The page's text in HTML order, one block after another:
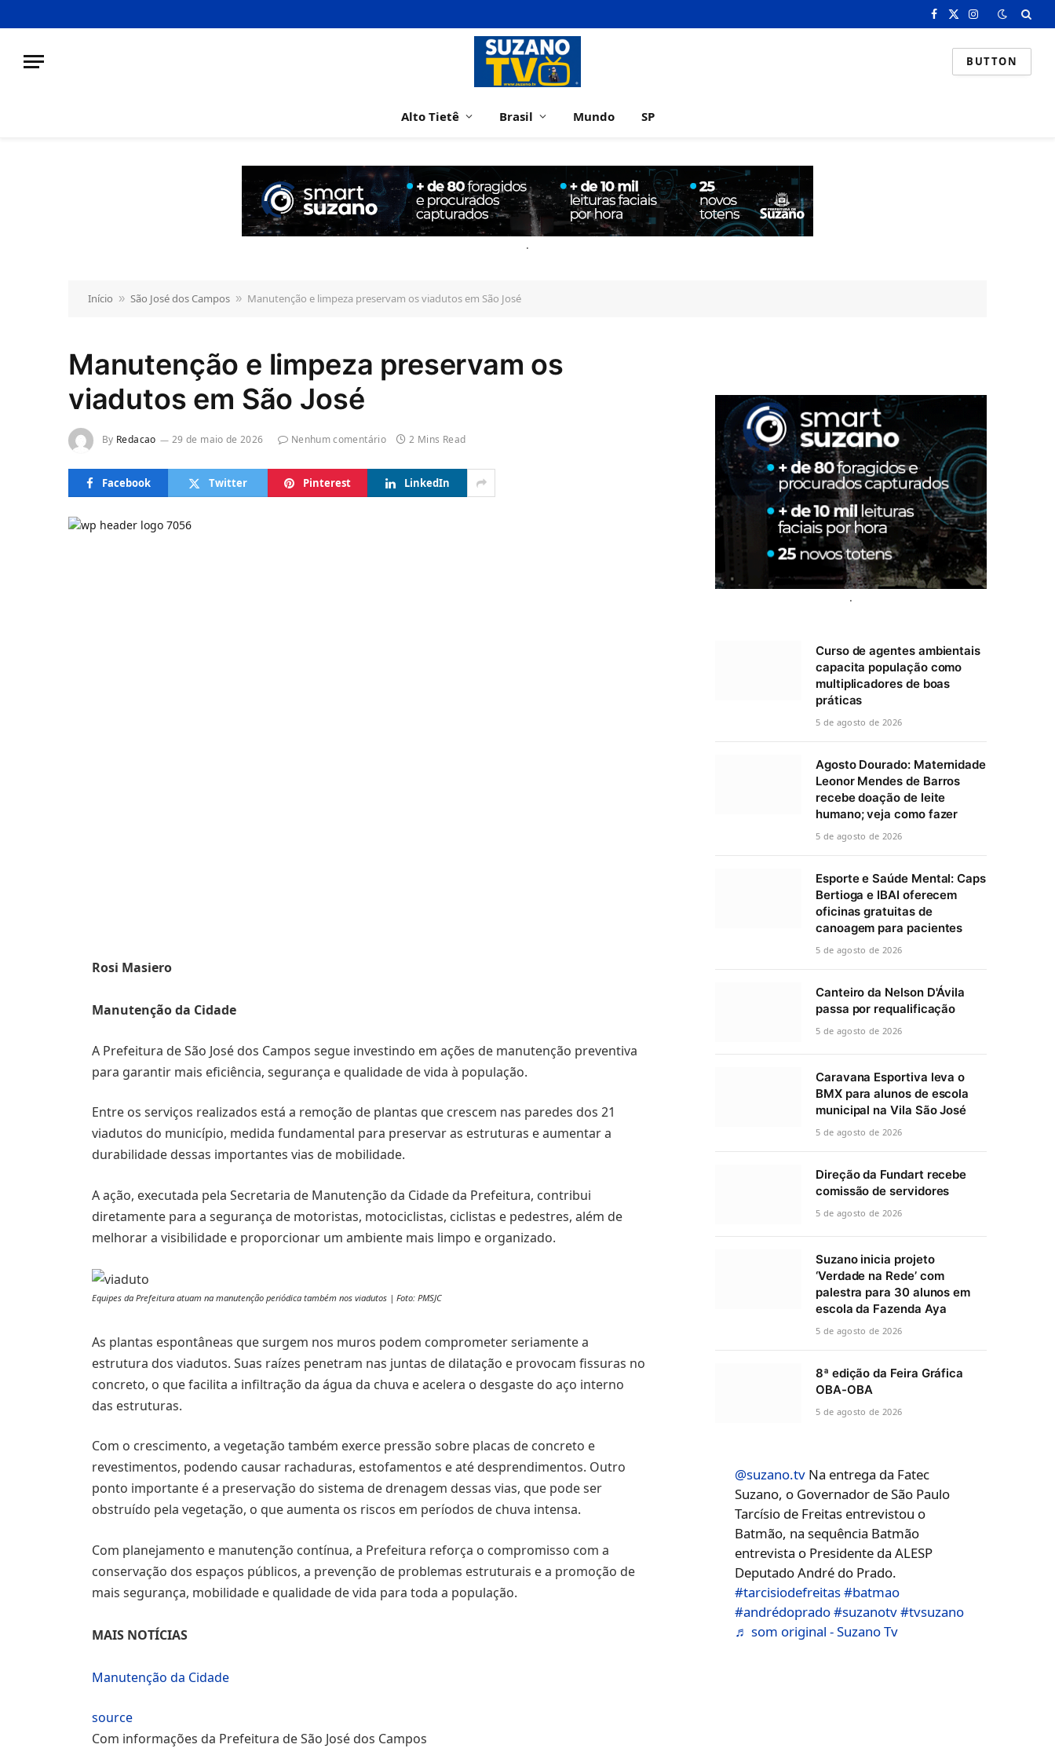
Facebook
X
Instagram
BUTTON
Alto Tietê Brasil Mundo SP
.
Início » São José dos Campos » Manutenção e limpeza preservam os viadutos em São José
Manutenção e limpeza preservam os
viadutos em São José
By Redacao 29 de maio de 2026 Nenhum comentário 2 Mins Read
Facebook Twitter Pinterest LinkedIn
Rosi Masiero
Manutenção da Cidade
A Prefeitura de São José dos Campos segue investindo em ações de manutenção preventiva
para garantir mais eficiência, segurança e qualidade de vida à população.
Entre os serviços realizados está a remoção de plantas que crescem nas paredes dos 21
viadutos do município, medida fundamental para preservar as estruturas e aumentar a
durabilidade dessas importantes vias de mobilidade.
A ação, executada pela Secretaria de Manutenção da Cidade da Prefeitura, contribui
diretamente para a segurança de motoristas, motociclistas, ciclistas e pedestres, além de
melhorar a visibilidade e proporcionar um ambiente mais limpo e organizado.
Equipes da Prefeitura atuam na manutenção periódica também nos viadutos | Foto: PMSJC
As plantas espontâneas que surgem nos muros podem comprometer seriamente a
estrutura dos viadutos. Suas raízes penetram nas juntas de dilatação e provocam fissuras no
concreto, o que facilita a infiltração da água da chuva e acelera o desgaste do aço interno
das estruturas.
Com o crescimento, a vegetação também exerce pressão sobre placas de concreto e
revestimentos, podendo causar rachaduras, estofamentos e até desprendimentos. Outro
ponto importante é a preservação do sistema de drenagem dessas vias, que pode ser
obstruído pela vegetação, o que aumenta os riscos em períodos de chuva intensa.
Com planejamento e manutenção contínua, a Prefeitura reforça o compromisso com a
conservação dos espaços públicos, a prevenção de problemas estruturais e a promoção de
mais segurança, mobilidade e qualidade de vida para toda a população.
MAIS NOTÍCIAS
Manutenção da Cidade
source
Com informações da Prefeitura de São José dos Campos
.
Curso de agentes ambientais
capacita população como
multiplicadores de boas
práticas
5 de agosto de 2026
Agosto Dourado: Maternidade
Leonor Mendes de Barros
recebe doação de leite
humano; veja como fazer
5 de agosto de 2026
Esporte e Saúde Mental: Caps
Bertioga e IBAI oferecem
oficinas gratuitas de
canoagem para pacientes
5 de agosto de 2026
Canteiro da Nelson D'Ávila
passa por requalificação
5 de agosto de 2026
Caravana Esportiva leva o
BMX para alunos de escola
municipal na Vila São José
5 de agosto de 2026
Direção da Fundart recebe
comissão de servidores
5 de agosto de 2026
Suzano inicia projeto
‘Verdade na Rede’ com
palestra para 30 alunos em
escola da Fazenda Aya
5 de agosto de 2026
8ª edição da Feira Gráfica
OBA-OBA
5 de agosto de 2026
@suzano.tv Na entrega da Fatec
Suzano, o Governador de São Paulo
Tarcísio de Freitas entrevistou o
Batmão, na sequência Batmão
entrevista o Presidente da ALESP
Deputado André do Prado.
#tarcisiodefreitas#batmao
#andrédoprado#suzanotv#tvsuzano
♬ som original - Suzano Tv